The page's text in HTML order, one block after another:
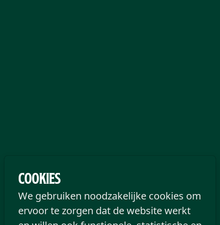
Cookies
We gebruiken noodzakelijke cookies om
ervoor te zorgen dat de website werkt
Saint Patrick's Day: het
ultieme feest ter ere van